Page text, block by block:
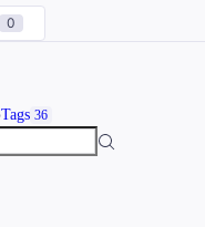
0
Tags 36